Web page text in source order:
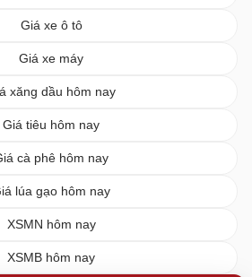
Giá xe ô tô
Giá xe máy
xăng dầu hôm nay
Giá tiêu hôm nay
cà phê hôm nay
lúa gạo hôm nay
XSMN hôm nay
XSMB hôm nay